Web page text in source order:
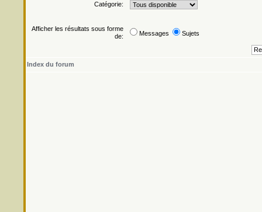
Catégorie:
Afficher les résultats sous forme
de:
Messages Sujets
Index du forum